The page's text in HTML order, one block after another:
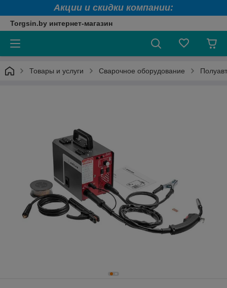
Акции и скидки компании:
Torgsin.by интернет-магазин
Товары и услуги Сварочное оборудование